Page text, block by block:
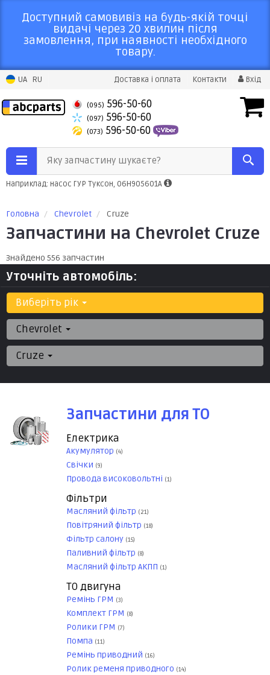
Доступний самовивіз на будь-якій точці
видачі через 20 хвилин після
замовлення, при наявності необхідного
товару.
UA RU Доставка і оплата Контакти Вхід
(095) 596-50-60
(097) 596-50-60
(073) 596-50-60
Яку запчастину шукаєте?
Наприклад: насос ГУР Туксон, 06H905601A
Головна Chevrolet Cruze
Запчастини на Chevrolet Cruze
Знайдено 556 запчастин
Уточніть автомобіль:
Виберіть рік
Chevrolet
Cruze
Запчастини для ТО
Електрика
Акумулятор (4)
Свічки (9)
Провода високовольтні (1)
Фільтри
Масляний фільтр (21)
Повітряний фільтр (18)
Фільтр салону (15)
Паливний фільтр (8)
Масляний фільтр АКПП (1)
ТО двигуна
Ремінь ГРМ (3)
Комплект ГРМ (8)
Ролики ГРМ (7)
Помпа (11)
Ремінь приводний (16)
Ролик ременя приводного (14)